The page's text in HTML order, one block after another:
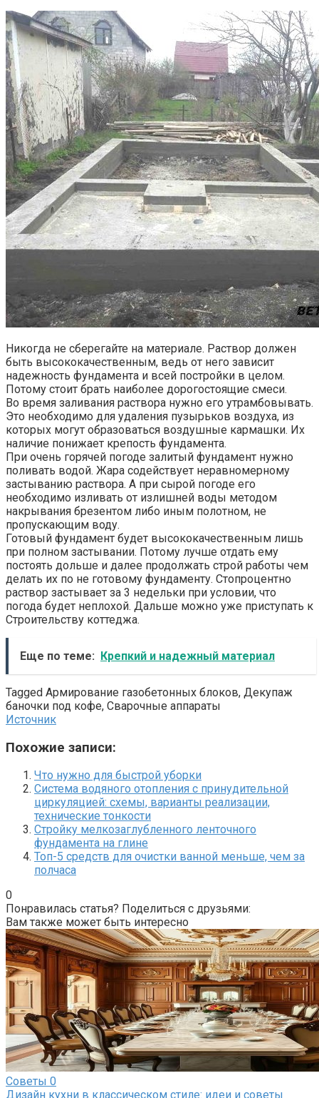
Никогда не сберегайте на материале. Раствор должен
быть высококачественным, ведь от него зависит
надежность фундамента и всей постройки в целом.
Потому стоит брать наиболее дорогостоящие смеси.
Во время заливания раствора нужно его утрамбовывать.
Это необходимо для удаления пузырьков воздуха, из
которых могут образоваться воздушные кармашки. Их
наличие понижает крепость фундамента.
При очень горячей погоде залитый фундамент нужно
поливать водой. Жара содействует неравномерному
застыванию раствора. А при сырой погоде его
необходимо изливать от излишней воды методом
накрывания брезентом либо иным полотном, не
пропускающим воду.
Готовый фундамент будет высококачественным лишь
при полном застывании. Потому лучше отдать ему
постоять дольше и далее продолжать строй работы чем
делать их по не готовому фундаменту. Стопроцентно
раствор застывает за 3 недельки при условии, что
погода будет неплохой. Дальше можно уже приступать к
Строительству коттеджа.
Еще по теме: Крепкий и надежный материал
Tagged Армирование газобетонных блоков, Декупаж
баночки под кофе, Сварочные аппараты
Источник
Похожие записи:
Что нужно для быстрой уборки
Система водяного отопления с принудительной
циркуляцией: схемы, варианты реализации,
технические тонкости
Стройку мелкозаглубленного ленточного
фундамента на глине
Топ-5 средств для очистки ванной меньше, чем за
полчаса
0
Понравилась статья? Поделиться с друзьями:
Вам также может быть интересно
Советы 0
Дизайн кухни в классическом стиле: идеи и советы